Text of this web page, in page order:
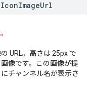
IconImageUrl
URL。高さは 25px で
像です。この画像が提
チャンネル名が表示さ